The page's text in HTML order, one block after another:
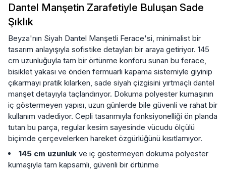
Dantel Manşetin Zarafetiyle Buluşan Sade
Şıklık
Beyza'nın Siyah Dantel Manşetli Ferace'si, minimalist bir
tasarım anlayışıyla sofistike detayları bir araya getiriyor. 145
cm uzunluğuyla tam bir örtünme konforu sunan bu ferace,
bisiklet yakası ve önden fermuarlı kapama sistemiyle giyinip
çıkarmayı pratik kılarken, sade siyah çizgisini yırtmaçlı dantel
manşet detayıyla taçlandırıyor. Dokuma polyester kumaşının
iç göstermeyen yapısı, uzun günlerde bile güvenli ve rahat bir
kullanım vadediyor. Cepli tasarımıyla fonksiyonelliği ön planda
tutan bu parça, regular kesim sayesinde vücudu ölçülü
biçimde çerçevelerken hareket özgürlüğünü kısıtlamıyor.
145 cm uzunluk ve iç göstermeyen dokuma polyester
kumaşıyla tam kapsamlı, güvenli bir örtünme